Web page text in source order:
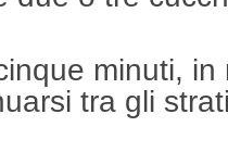
minuti, in
tra gli